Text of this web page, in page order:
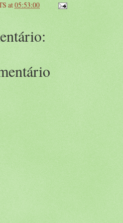
at05:53:00